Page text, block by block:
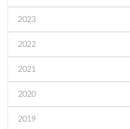
2023
2022
2021
2020
2019